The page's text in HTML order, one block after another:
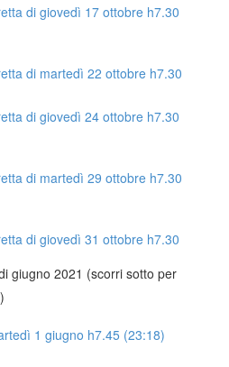
di giovedì 17 ottobre h7.30
di martedì 22 ottobre h7.30
di giovedì 24 ottobre h7.30
di martedì 29 ottobre h7.30
di giovedì 31 ottobre h7.30
giugno 2021 (scorri sotto per
1 giugno h7.45 (23:18)